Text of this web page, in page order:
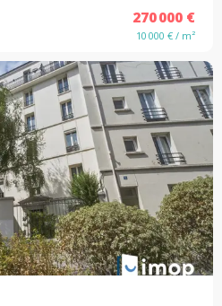
270 000 €
10 000 € / m²